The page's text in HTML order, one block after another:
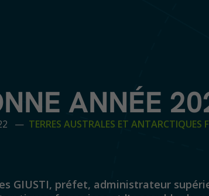
ANNÉE
— TERRES AUSTRALES ET ANTARCTIQUES
GIUSTI, préfet, administrateur